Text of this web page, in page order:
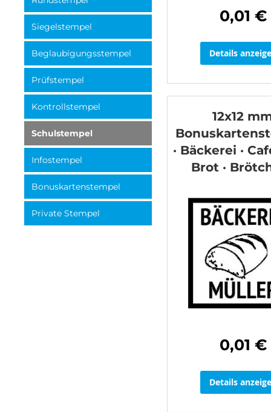
0,01 €
Details
12x12
· Bäckerei ·
Brot ·
0,01 €
Details
Siegelstempel
Beglaubigungsstempel
Prüfstempel
Kontrollstempel
Schulstempel
Infostempel
Bonuskartenstempel
Private Stempel